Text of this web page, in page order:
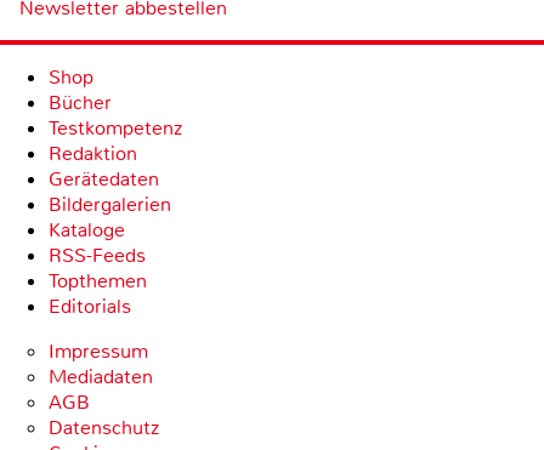
Newsletter abbestellen
Shop
Bücher
Testkompetenz
Redaktion
Gerätedaten
Bildergalerien
Kataloge
RSS-Feeds
Topthemen
Editorials
Impressum
Mediadaten
AGB
Datenschutz